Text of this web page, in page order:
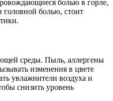
болью в горле,
болью, стоит
среды. Пыль, аллергены
изменения в цвете
увлажнители воздуха и
снизить уровень